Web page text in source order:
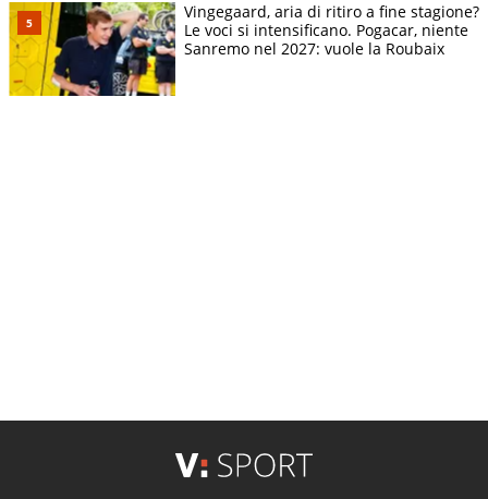
Vingegaard, aria di ritiro a fine stagione?
Le voci si intensificano. Pogacar, niente
Sanremo nel 2027: vuole la Roubaix